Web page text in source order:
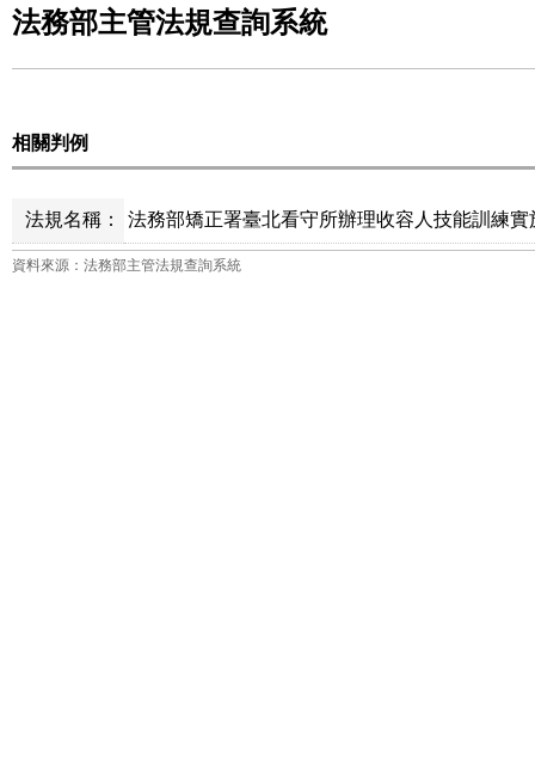
法務部主管法規查詢系統
相關判例
法規名稱： 法務部矯正署臺北看守所辦理收容人技能訓練實
資料來源：法務部主管法規查詢系統